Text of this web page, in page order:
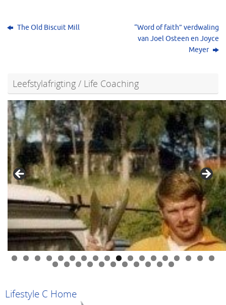
The Old Biscuit Mill
“Word of faith” verdwaling
van Joel Osteen en Joyce
Meyer
Leefstylafrigting / Life Coaching
0 1 2 3 4 5 6 7 8
9 0 1 2 3 4 5 6 7 8 9
Lifestyle C Home